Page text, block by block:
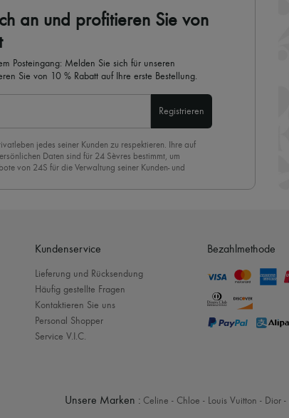
an und profitieren Sie von
Posteingang: Melden Sie sich für unseren
Sie von 10 % Rabatt auf Ihre erste Bestellung.
Registrieren
jedes seiner Kunden zu respektieren. Ihre auf
Daten sind für 24 Sèvres bestimmt, um
von 24S für die Verwaltung seiner Kunden- und
vorbehaltlos zu. Um den Newsletter
Kundenservice
Lieferung und Rücksendung
Häufig gestellte Fragen
Kontaktieren Sie uns
Personal Shopper
Service V.I.C.
Bezahlmethode
Unsere Marken : Celine - Chloe - Louis Vuitton - Dior-